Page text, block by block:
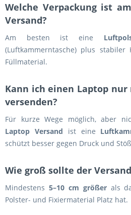
Welche Verpackung ist
Versand?
Am besten ist eine
(Luftkammerntasche) plus
Füllmaterial.
Kann ich einen Laptop
versenden?
Für kurze Wege möglich, aber
Laptop Versand ist eine
schützt besser gegen Druck und
Wie groß sollte der
Mindestens 5–10 cm größerals
Polster- und Fixiermaterial Platz hat.